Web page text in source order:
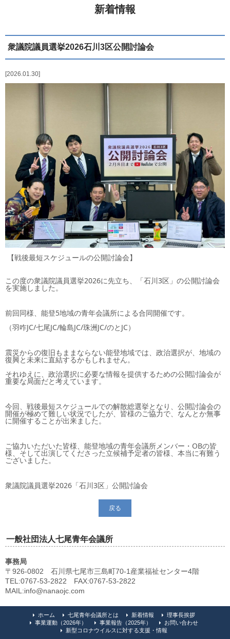
新着情報
2026.01.30
衆議院議員選挙2026石川3区公開討論会
【戦後最短スケジュールの公開討論会】
この度の衆議院議員選挙2026に先立ち、「石川3区」の公開討論会
を実施しました。
前回同様、能登5地域の青年会議所による合同開催です。
（羽咋JC/七尾JC/輪島JC/珠洲JC/のとJC）
震災からの復旧もままならない能登地域では、政治選択が、地域の
復興と未来に直結するかもしれません。
それゆえに、政治選択に必要な情報を提供するための公開討論会が
重要な局面だと考えています。
今回、戦後最短スケジュールでの解散総選挙となり、公開討論会の
開催が極めて難しい状況でしたが、皆様のご協力で、なんとか無事
に開催することが出来ました。
ご協力いただいた皆様、能登地域の青年会議所メンバー・OBの皆
様、そして出演してくださった立候補予定者の皆様、本当に有難う
ございました。
衆議院議員選挙2026「石川3区」公開討論会
戻る
一般社団法人七尾青年会議所
事務局
〒926-0802 石川県七尾市三島町70-1産業福祉センター4階
TEL:0767-53-2822 FAX:0767-53-2822
MAIL:info@nanaojc.com
ホーム 七尾青年会議所とは 新着情報
理事長挨拶
事業運動（2026年）
事業報告（2025年）
お問い合わせ
新型コロナウイルスに対する支援・情報